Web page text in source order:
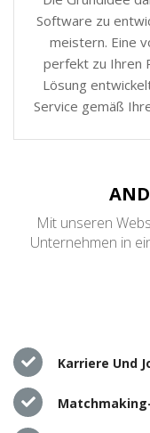
Software zu
meistern. Eine
perfekt zu Ihren
Lösung
Service gemäß
Mit unseren
Unternehmen in
Karriere Und